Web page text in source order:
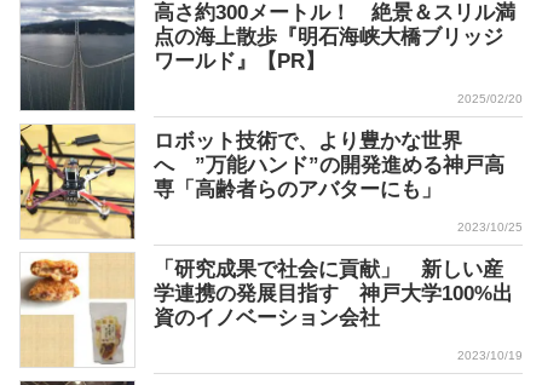
高さ約300メートル！ 絶景＆スリル満
点の海上散歩『明石海峡大橋ブリッジ
ワールド』【PR】
2025/02/20
ロボット技術で、より豊かな世界
へ ”万能ハンド”の開発進める神戸高
専「高齢者らのアバターにも」
2023/10/25
「研究成果で社会に貢献」 新しい産
学連携の発展目指す 神戸大学100%出
資のイノベーション会社
2023/10/19